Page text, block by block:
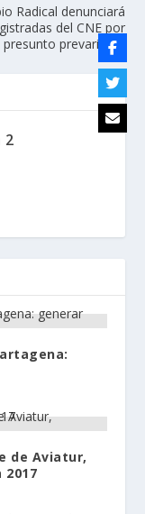
Radical denunciará
del CNE por
presunto prevaricato
2
de Aviatur,